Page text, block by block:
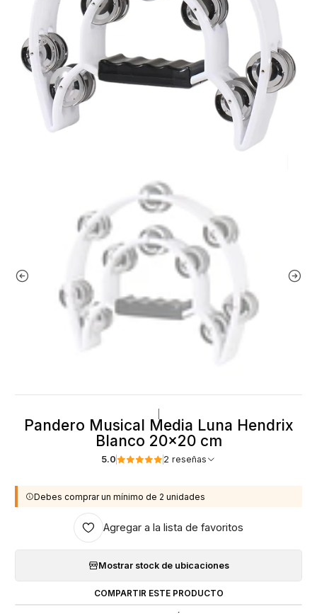
Pandero Musical Media Luna Hendrix
Blanco 20x20 cm
5.0 2 reseñas
Debes comprar un mínimo de 2 unidades
Agregar a la lista de favoritos
Mostrar stock de ubicaciones
COMPARTIR ESTE PRODUCTO